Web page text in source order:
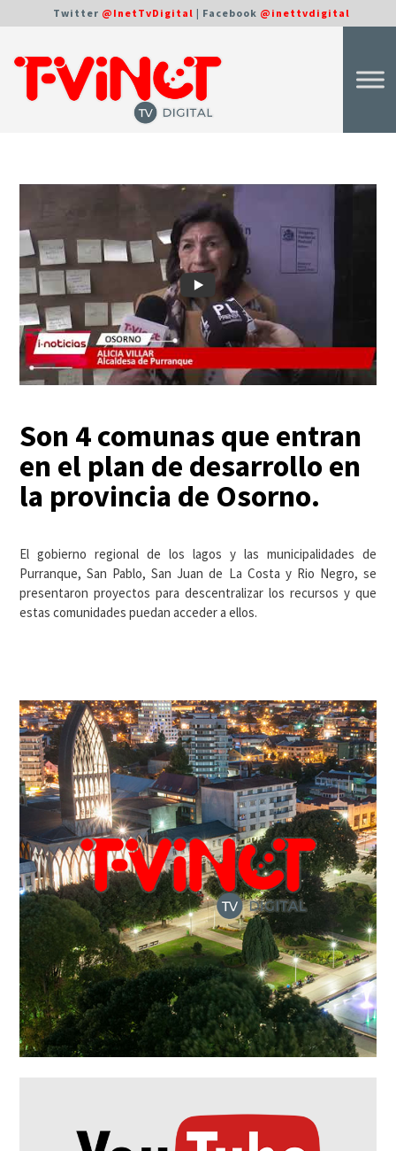
Twitter @InetTvDigital | Facebook @inettvdigital
Son 4 comunas que entran
en el plan de desarrollo en
la provincia de Osorno.
El gobierno regional de los lagos y las municipalidades de
Purranque, San Pablo, San Juan de La Costa y Rio Negro, se
presentaron proyectos para descentralizar los recursos y que
estas comunidades puedan acceder a ellos.